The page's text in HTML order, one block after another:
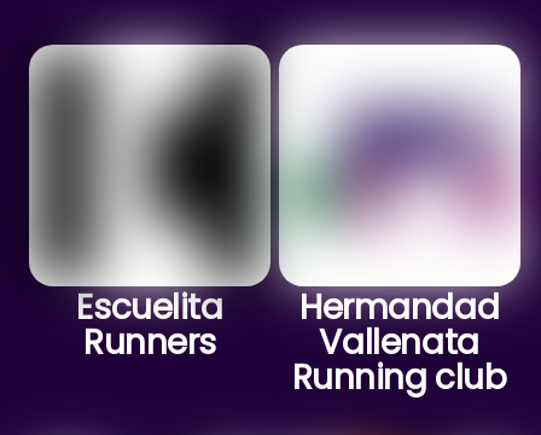
Escuelita
Runners
Hermandad
Vallenata
Running club